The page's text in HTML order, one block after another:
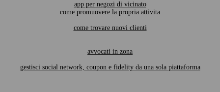
app per negozi di vicinato
come promuovere la propria attivita
come trovare nuovi clienti
avvocati in zona
gestisci social network, coupon e fidelity da una sola piattaforma